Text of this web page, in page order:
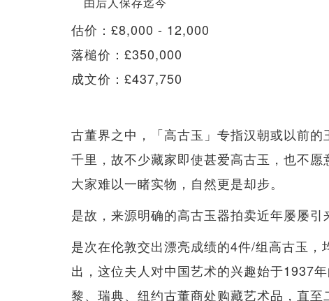
估价：£8,000 - 12,000
落槌价：£350,000
成文价：£437,750
古董界之中，「高古玉」专指汉朝或以前
千里，故不少藏家即使甚爱高古玉，也不
大家难以一睹实物，自然更是却步。
是故，来源明确的高古玉器拍卖近年屡屡引
是次在伦敦交出漂亮成绩的4件/组高古玉
出，这位夫人对中国艺术的兴趣始于1937
黎、瑞典、纽约古董商处购藏艺术品，直至